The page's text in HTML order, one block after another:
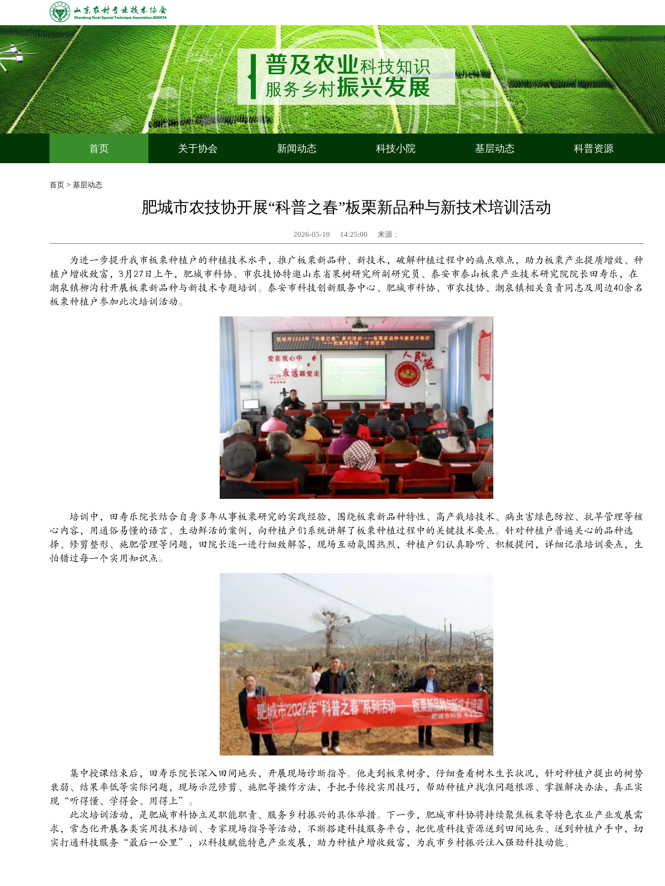
普及农业科技知识
服务乡村振兴发展
首页 关于协会 新闻动态 科技小院 基层动态 科普资源
首页 > 基层动态
肥城市农技协开展“科普之春”板栗新品种与新技术培训活动
2026-05-10 14:25:00 来源：
为进一步提升我市板栗种植户的种植技术水平，推广板栗新品种、新技术，破解种植过程中的痛点难点，助力板栗产业提质增效、种
植户增收致富，3月27日上午，肥城市科协、市农技协特邀山东省果树研究所副研究员、泰安市泰山板栗产业技术研究院院长田寿乐，在
潮泉镇柳沟村开展板栗新品种与新技术专题培训。泰安市科技创新服务中心、肥城市科协、市农技协、潮泉镇相关负责同志及周边40余名
板栗种植户参加此次培训活动。
培训中，田寿乐院长结合自身多年从事板栗研究的实践经验，围绕板栗新品种特性、高产栽培技术、病虫害绿色防控、抗旱管理等核
心内容，用通俗易懂的语言、生动鲜活的案例，向种植户们系统讲解了板栗种植过程中的关键技术要点。针对种植户普遍关心的品种选
择、修剪整形、施肥管理等问题，田院长逐一进行细致解答，现场互动氛围热烈，种植户们认真聆听、积极提问，详细记录培训要点，生
怕错过每一个实用知识点。
集中授课结束后，田寿乐院长深入田间地头，开展现场诊断指导。他走到板栗树旁，仔细查看树木生长状况，针对种植户提出的树势
衰弱、结果率低等实际问题，现场示范修剪、施肥等操作方法，手把手传授实用技巧，帮助种植户找准问题根源、掌握解决办法，真正实
现“听得懂、学得会、用得上”。
此次培训活动，是肥城市科协立足职能职责、服务乡村振兴的具体举措。下一步，肥城市科协将持续聚焦板栗等特色农业产业发展需
求，常态化开展各类实用技术培训、专家现场指导等活动，不断搭建科技服务平台，把优质科技资源送到田间地头、送到种植户手中，切
实打通科技服务“最后一公里”，以科技赋能特色产业发展，助力种植户增收致富，为我市乡村振兴注入强劲科技动能。